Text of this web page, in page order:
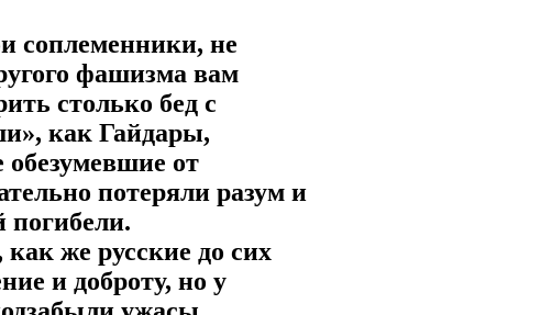
соплеменники, не
фашизма вам
столько бед с
как Гайдары,
от
потеряли разум и
погибели.
же русские до сих
и доброту, но у